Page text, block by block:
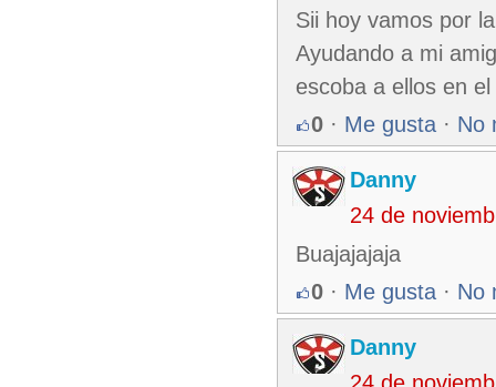
Sii hoy vamos por
Ayudando a mi
escoba a ellos en
0 · Me gusta · No
Danny
24 de
Buajajajaja
0 · Me gusta · No
Danny